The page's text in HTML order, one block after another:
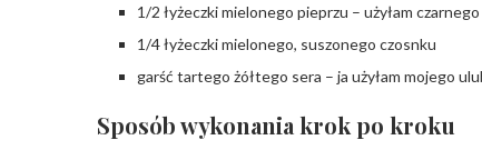
1/2 łyżeczki mielonego pieprzu – użyłam czarnego
1/4 łyżeczki mielonego, suszonego czosnku
garść tartego żółtego sera – ja użyłam mojego
Sposób wykonania krok po kroku